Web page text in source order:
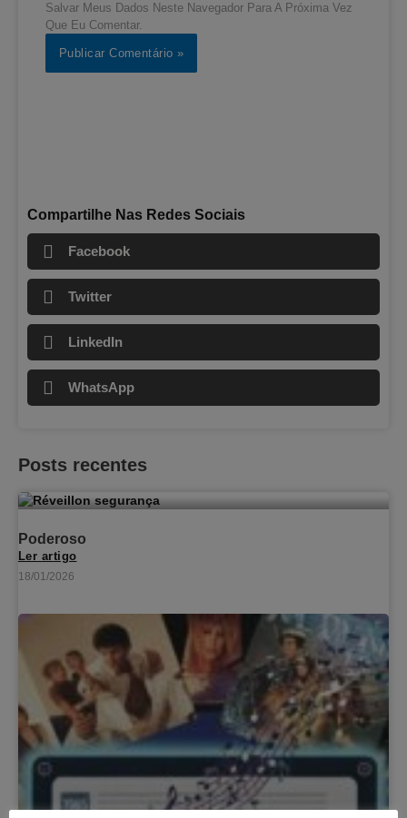
Salvar Meus Dados Neste Navegador Para A Próxima Vez
Que Eu Comentar.
Compartilhe Nas Redes Sociais
Facebook
Twitter
LinkedIn
WhatsApp
Posts recentes
Poderoso
Ler artigo
18/01/2026